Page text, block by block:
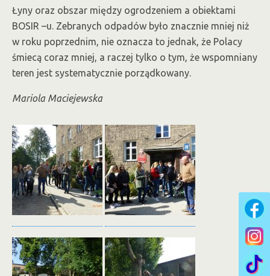
Łyny oraz obszar między ogrodzeniem a obiektami
BOSIR –u. Zebranych odpadów było znacznie mniej niż
w roku poprzednim, nie oznacza to jednak, że Polacy
śmiecą coraz mniej, a raczej tylko o tym, że wspomniany
teren jest systematycznie porządkowany.
Mariola Maciejewska